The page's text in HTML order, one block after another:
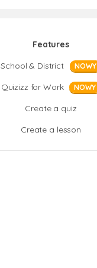
Features
School & District
NOWY
Quizizz for Work NOWY
Create a quiz
Create a lesson